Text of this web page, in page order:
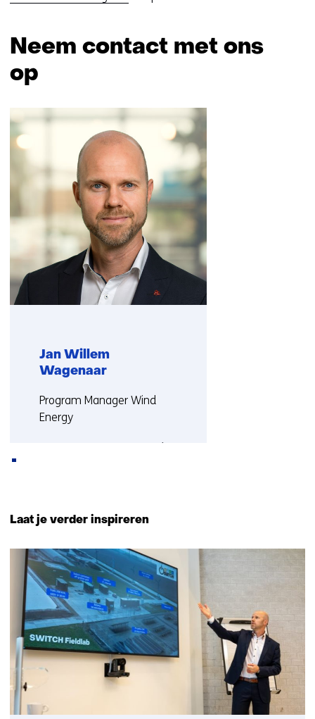
Neem contact met ons
op
navigatie
over
(Neem
contact
met
ons
op)
Jan Willem
Wagenaar
Functie:
Program Manager Wind
Energy
(Neem
contact
met
ons
op)
Laat je verder inspireren
10
resultaten,
getoond
1
t/m
5